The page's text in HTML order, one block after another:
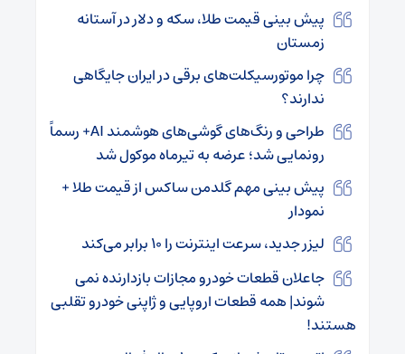
پیش بینی قیمت طلا، سکه و دلار در آستانه
زمستان
چرا موتورسیکلت‌های برقی در ایران جایگاهی
ندارند؟
طراحی و رنگ‌های گوشی‌های هوشمند AI+ رسماً
رونمایی شد؛ عرضه به تیرماه موکول شد
پیش بینی مهم گلدمن ساکس از قیمت طلا +
نمودار
لیزر جدید، سرعت اینترنت را ۱۰ برابر می‌کند
جاعلان قطعات خودرو مجازات بازدارنده نمی
شوند| همه قطعات اروپایی و ژاپنی خودرو تقلبی
هستند!